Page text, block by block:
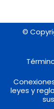
©
leyes y